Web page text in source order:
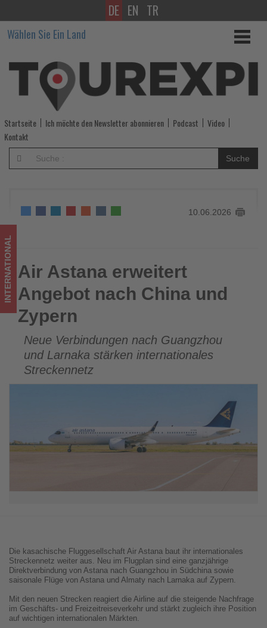
Air
Astana
erweitert
Angebot
nach
China
und
Wissen,
was
im
Tourismus
los
ist!
DE EN TR
Wählen Sie Ein Land
Startseite Ich möchte den Newsletter abonnieren Podcast
Video
Kontakt
Suche
10.06.2026
Air Astana erweitert Angebot nach China und Zypern
INTERNATIONAL Air Astana erweitert
Angebot nach China und
Zypern
Neue Verbindungen nach Guangzhou
und Larnaka stärken internationales
Streckennetz
Die kasachische Fluggesellschaft Air Astana baut ihr internationales
Streckennetz weiter aus. Neu im Flugplan sind eine ganzjährige
Direktverbindung von Astana nach Guangzhou in Südchina sowie
saisonale Flüge von Astana und Almaty nach Larnaka auf Zypern.
Mit den neuen Strecken reagiert die Airline auf die steigende Nachfrage
im Geschäfts- und Freizeitreiseverkehr und stärkt zugleich ihre Position
auf wichtigen internationalen Märkten.